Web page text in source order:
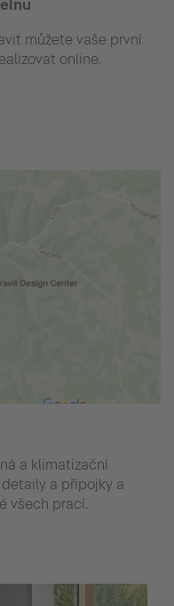
můžete vaše první
online.
a klimatizační
a přípojky a
všech prací.